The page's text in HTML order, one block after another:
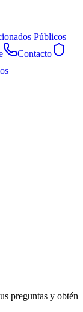
Públicos
Contacto
preguntas y obtén